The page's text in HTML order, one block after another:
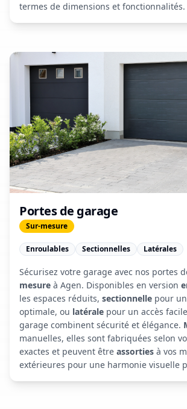
termes de dimensions et fonctionnalités.
Portes de garage
Sur-mesure
Enroulables Sectionnelles Latérales
Sécurisez votre garage avec nos portes
mesure à Agen. Disponibles en version
les espaces réduits, sectionnelle pour
optimale, ou latérale pour un accès
garage combinent sécurité et élégance.
manuelles, elles sont fabriquées selon
exactes et peuvent être assorties à vos
extérieures pour une harmonie visuelle